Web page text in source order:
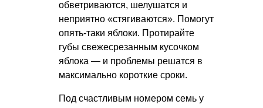
обветриваются, шелушатся и
неприятно «стягиваются». Помогут
опять-таки яблоки. Протирайте
губы свежесрезанным кусочком
яблока — и проблемы решатся в
максимально короткие сроки.
Под счастливым номером семь у